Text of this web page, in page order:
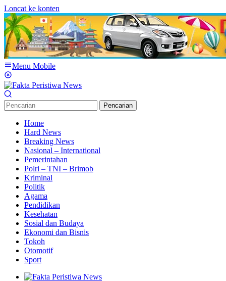
Loncat ke konten
Menu Mobile
Pencarian
Home
Hard News
Breaking News
Nasional – International
Pemerintahan
Polri – TNI – Brimob
Kriminal
Politik
Agama
Pendidikan
Kesehatan
Sosial dan Budaya
Ekonomi dan Bisnis
Tokoh
Otomotif
Sport